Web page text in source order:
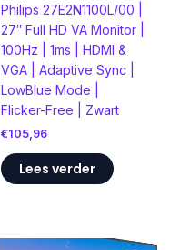
Philips 27E2N1100L/00 |
27″ Full HD VA Monitor |
100Hz | 1ms | HDMI &
VGA | Adaptive Sync |
LowBlue Mode |
Flicker-Free | Zwart
€105,96
Lees verder